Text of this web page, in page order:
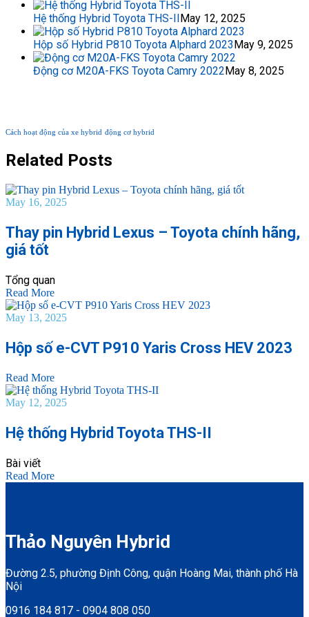
Hệ thống Hybrid Toyota THS-II
May 12, 2025
Hộp số Hybrid P810 Toyota Alphard 2023 May 9, 2025
Động cơ M20A-FKS Toyota Camry 2022 May 8, 2025
Cách hoạt động của xe hybrid động cơ hybrid
Related Posts
May 16, 2025
Thay pin Hybrid Lexus – Toyota chính hãng,
giá tốt
Tổng quan
Read More
May 13, 2025
Hộp số e-CVT P910 Yaris Cross HEV 2023
Read More
May 12, 2025
Hệ thống Hybrid Toyota THS-II
Bài viết
Read More
Thảo Nguyên Hybrid
Đường 2.5, phường Định Công, quận Hoàng Mai, thành phố Hà
Nội
0916 184 817 - 0904 808 050